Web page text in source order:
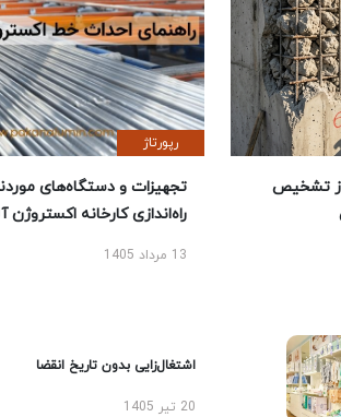
تشخیص
رپورتاژ
تجهیزات و دستگاه‌های
راه‌اندازی کارخانه اکستروژن
13 مرداد 1405
اشتغال‌زایی بدون تاریخ انقضا
20 تیر 1405